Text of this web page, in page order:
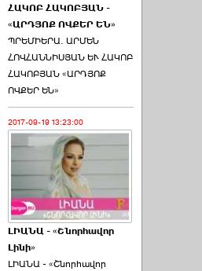
ՀԱԿՈԲ ՀԱԿՈԲՅԱՆ -
«ԱՐԴՅՈՔ ՈՎՔԵՐ ԵՆ»
ՊՐԵՄԻԵՐԱ. ԱՐՄԵՆ
ՀՈՎՀԱՆՆԻՍՅԱՆ ԵՒ ՀԱԿՈԲ
ՀԱԿՈԲՅԱՆ «ԱՐԴՅՈՔ
ՈՎՔԵՐ ԵՆ»
2017-09-19 13:23:00
ԼԻԱՆԱ - «Շնորհավոր
Լինի»
ԼԻԱՆԱ - «Շնորհավոր